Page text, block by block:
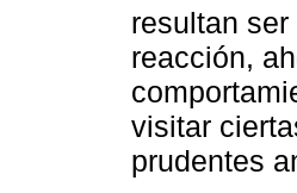
resultan
reacción,
visitar
prudentes